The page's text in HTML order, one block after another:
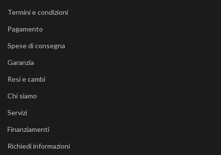
Termini e condizioni
Pagamento
Spese di consegna
Garanzia
Resi e cambi
Chi siamo
Servizi
Finanziamenti
Richiedi informazioni